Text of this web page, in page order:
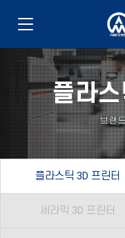
플라
브랜
플라스틱 3D 프린터
세라믹 3D 프린터